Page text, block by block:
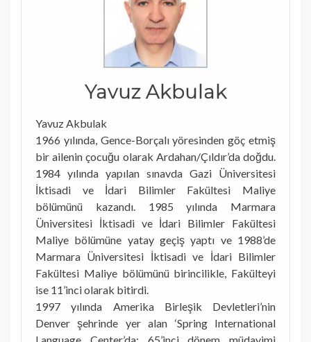
Yavuz Akbulak
Yavuz Akbulak
1966 yılında, Gence-Borçalı yöresinden göç etmiş
bir ailenin çocuğu olarak Ardahan/Çıldır’da doğdu.
1984 yılında yapılan sınavda Gazi Üniversitesi
İktisadi ve İdari Bilimler Fakültesi Maliye
bölümünü kazandı. 1985 yılında Marmara
Üniversitesi İktisadi ve İdari Bilimler Fakültesi
Maliye bölümüne yatay geçiş yaptı ve 1988’de
Marmara Üniversitesi İktisadi ve İdari Bilimler
Fakültesi Maliye bölümünü birincilikle, Fakülteyi
ise 11’inci olarak bitirdi.
1997 yılında Amerika Birleşik Devletleri’nin
Denver şehrinde yer alan ‘Spring International
Language Center’da; 65’inci dönem müdavimi